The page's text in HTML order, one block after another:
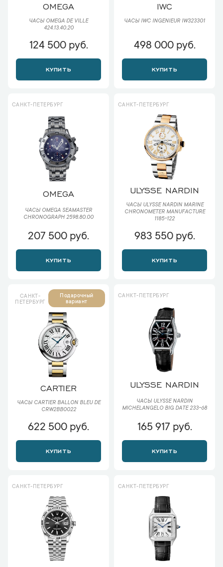
OMEGA
ЧАСЫ OMEGA DE VILLE
424.13.40.20
124 500 руб.
КУПИТЬ
IWC
ЧАСЫ IWC INGENIEUR IW323301
498 000 руб.
КУПИТЬ
САНКТ-ПЕТЕРБУРГ
OMEGA
ЧАСЫ OMEGA SEAMASTER
CHRONOGRAPH 2598.80.00
207 500 руб.
КУПИТЬ
САНКТ-ПЕТЕРБУРГ
ULYSSE NARDIN
ЧАСЫ ULYSSE NARDIN MARINE
CHRONOMETER MANUFACTURE
1185-122
983 550 руб.
КУПИТЬ
САНКТ-
ПЕТЕРБУРГ
Подарочный
вариант
CARTIER
ЧАСЫ CARTIER BALLON BLEU DE
CRW2BB0022
622 500 руб.
КУПИТЬ
САНКТ-ПЕТЕРБУРГ
ULYSSE NARDIN
ЧАСЫ ULYSSE NARDIN
MICHELANGELO BIG DATE 233-68
165 917 руб.
КУПИТЬ
САНКТ-ПЕТЕРБУРГ САНКТ-ПЕТЕРБУРГ